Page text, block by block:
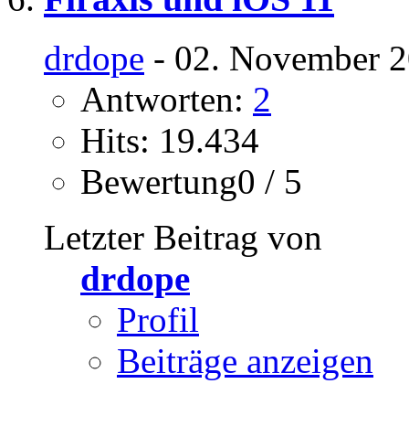
drdope - 02. November
Antworten: 2
Hits: 19.434
Bewertung0 / 5
Letzter Beitrag von
drdope
Profil
Beiträge anzeigen